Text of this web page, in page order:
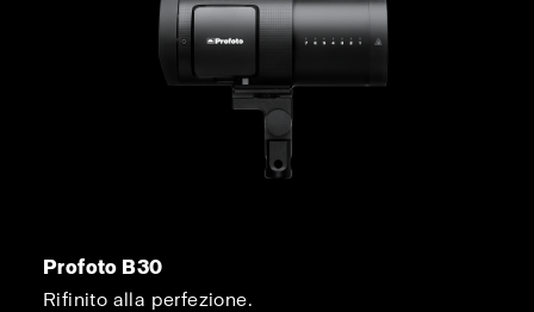
Profoto B30
Rifinito alla perfezione.